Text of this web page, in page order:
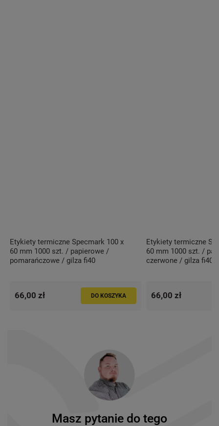
Etykiety termiczne Specmark 100 x
60 mm 1000 szt. / papierowe /
pomarańczowe / gilza fi40
66,00 zł DO KOSZYKA
Etykiety termiczne
60 mm 1000 szt. /
czerwone / gilza fi40
66,00 zł
Masz pytanie do tego